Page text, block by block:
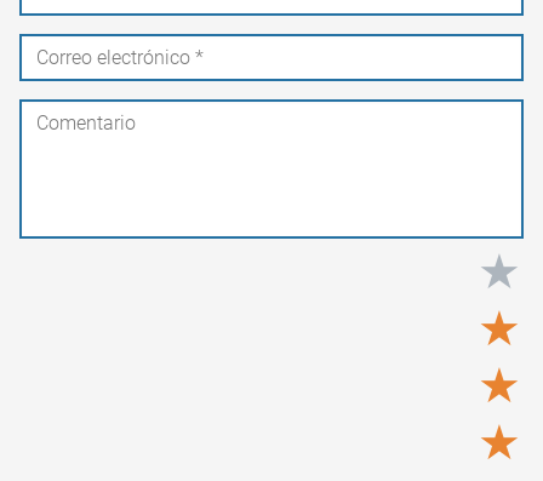
★
★
★
★